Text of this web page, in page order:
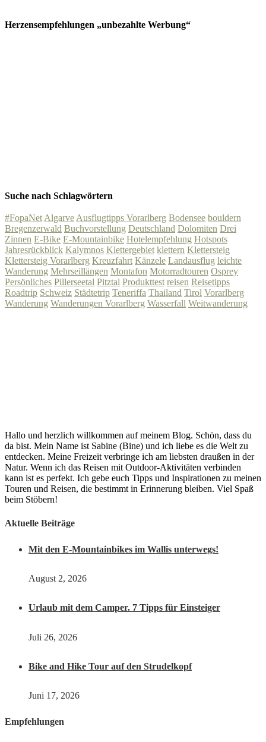
Herzensempfehlungen „unbezahlte Werbung“
Suche nach Schlagwörtern
#FopaNet Algarve Ausflugtipps Vorarlberg Bodensee bouldern
Bregenzerwald Buchvorstellung Deutschland Dolomiten Drei
Zinnen E-Bike E-Mountainbike Hotelempfehlung Hotspots
Jahresrückblick Kalymnos Klettergebiet klettern Klettersteig
Klettersteig Vorarlberg Kreuzfahrt Känzele Landausflug leichte
Wanderung Mehrseillängen Montafon Motorradtouren Osprey
Persönliches Pillerseetal Pitztal Produkttest reisen Reisetipps
Roadtrip Schweiz Städtetrip Teneriffa Thailand Tirol Vorarlberg
Wanderung Wanderungen Vorarlberg Wasserfall Weitwanderung
Hallo und herzlich willkommen auf meinem Blog. Schön, dass du
da bist. Mein Name ist Sabine (Bine) und ich liebe es die Welt zu
entdecken. Meine Freizeit verbringe ich am liebsten draußen in der
Natur. Wenn ich das Reisen mit Outdoor-Aktivitäten verbinden
kann ist es perfekt. Ich gebe euch Tipps und Inspirationen zu meinen
Touren und Reisen, die bestimmt in Erinnerung bleiben. Viel Spaß
beim Stöbern!
Aktuelle Beiträge
Mit den E-Mountainbikes im Wallis unterwegs!
August 2, 2026
Urlaub mit dem Camper. 7 Tipps für Einsteiger
Juli 26, 2026
Bike and Hike Tour auf den Strudelkopf
Juni 17, 2026
Empfehlungen